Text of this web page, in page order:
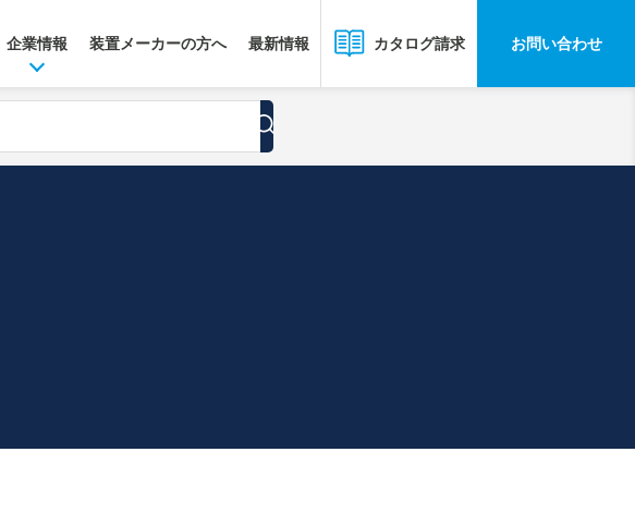
企業情報 装置メーカーの方へ 最新情報 カタログ請求 お問い合わせ